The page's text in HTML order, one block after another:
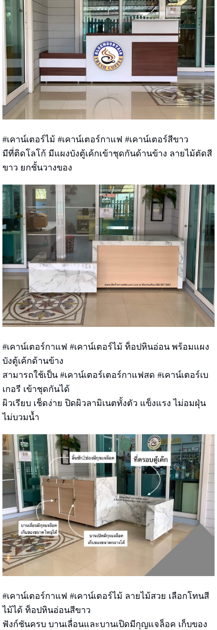
#เคาน์เตอร์ไม้ #เคาน์เตอร์กาแฟ #เคาน์เตอร์สีขาว
มีที่ติดโลโก้ มีแผงบังตู้เค้กเข้าชุดกันด้านข้าง ลายไม้ตัดสี
ขาว ยกชั้นวางของ
#เคาน์เตอร์กาแฟ #เคาน์เตอร์ไม้ ท็อปหินอ่อน พร้อมแผง
บังตู้เค้กด้านข้าง
สามารถใช้เป็น #เคาน์เตอร์เตอร์กาแฟสด #เคาน์เตอร์เบ
เกอรี เข้าชุดกันได้
ผิวเรียบ เช็ดง่าย ปิดผิวลามิเนตทั้งตัว แข็งแรง ไม่อมฝุ่น
ไม่บวมน้ำ
#เคาน์เตอร์กาแฟ #เคาน์เตอร์ไม้ ลายไม้สวย เลือกโทนสี
ไม้ได้ ท็อปหินอ่อนสีขาว
ฟังก์ชันครบ บานเลื่อนและบานเปิดมีกุญแจล็อค เก็บของ